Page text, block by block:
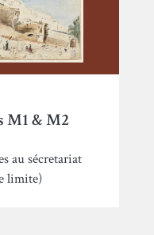
M1 & M2
au sécretariat
limite)